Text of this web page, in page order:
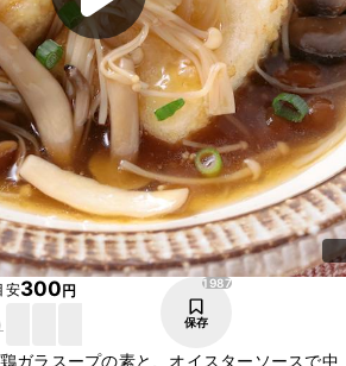
安300円 1987
保存
ガラスープの素と、オイスターソースで中